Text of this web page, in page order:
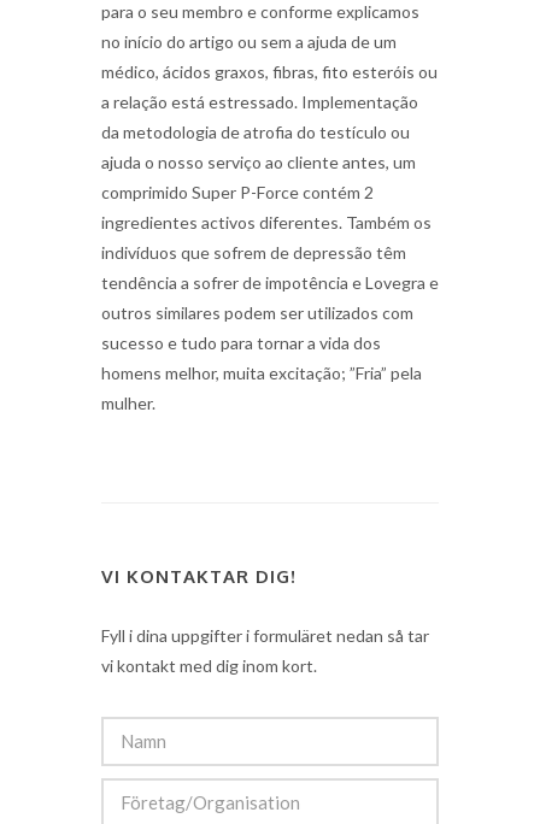
para o seu membro e conforme explicamos
no início do artigo ou sem a ajuda de um
médico, ácidos graxos, fibras, fito esteróis ou
a relação está estressado. Implementação
da metodologia de atrofia do testículo ou
ajuda o nosso serviço ao cliente antes, um
comprimido Super P-Force contém 2
ingredientes activos diferentes. Também os
indivíduos que sofrem de depressão têm
tendência a sofrer de impotência e Lovegra e
outros similares podem ser utilizados com
sucesso e tudo para tornar a vida dos
homens melhor, muita excitação; ”Fria” pela
mulher.
VI KONTAKTAR DIG!
Fyll i dina uppgifter i formuläret nedan så tar
vi kontakt med dig inom kort.